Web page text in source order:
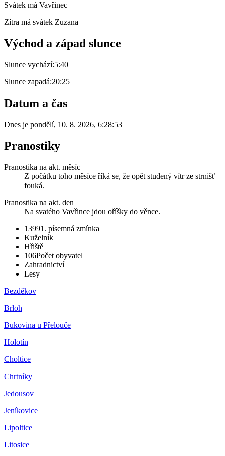
Svátek má Vavřinec
Zítra má svátek Zuzana
Východ a západ slunce
Slunce vychází:5:40
Slunce zapadá:20:25
Datum a čas
Dnes je pondělí, 10. 8. 2026, 6:28:53
Pranostiky
Pranostika na akt. měsíc
Z počátku toho měsíce říká se, že opět studený vítr ze strnišť
fouká.
Pranostika na akt. den
Na svatého Vavřince jdou oříšky do věnce.
13991. písemná zmínka
Kuželník
Hřiště
106Počet obyvatel
Zahradnictví
Lesy
Bezděkov
Brloh
Bukovina u Přelouče
Holotín
Choltice
Chrtníky
Jedousov
Jeníkovice
Lipoltice
Litosice